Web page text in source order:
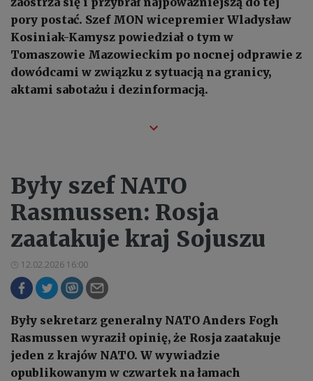
pory postać. Szef MON wicepremier Wladysław
Kosiniak-Kamysz powiedział o tym w
Tomaszowie Mazowieckim po nocnej odprawie z
dowódcami w związku z sytuacją na granicy,
aktami sabotażu i dezinformacją.
Były szef NATO
Rasmussen: Rosja
zaatakuje kraj Sojuszu
12.02.2026 16:00
Były sekretarz generalny NATO Anders Fogh
Rasmussen wyraził opinię, że Rosja zaatakuje
jeden z krajów NATO. W wywiadzie
opublikowanym w czwartek na łamach